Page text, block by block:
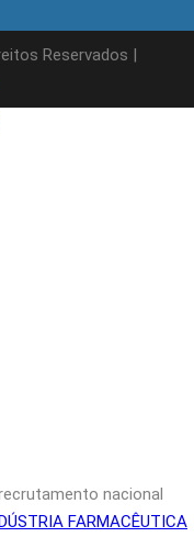
Reservados |
nacional
FARMACÊUTICA